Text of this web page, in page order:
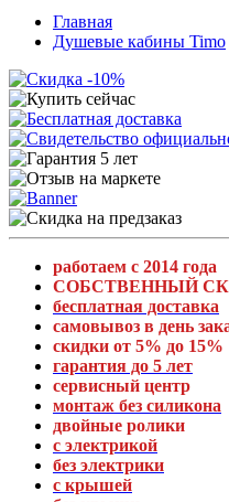
Главная
Душевые кабины Timo
работаем с 2014 года
СОБСТВЕННЫЙ
бесплатная доставка
самовывоз в день
скидки от 5% до 15%
гарантия до 5 лет
сервисный центр
монтаж без силикона
двойные ролики
с электрикой
без электрики
с крышей